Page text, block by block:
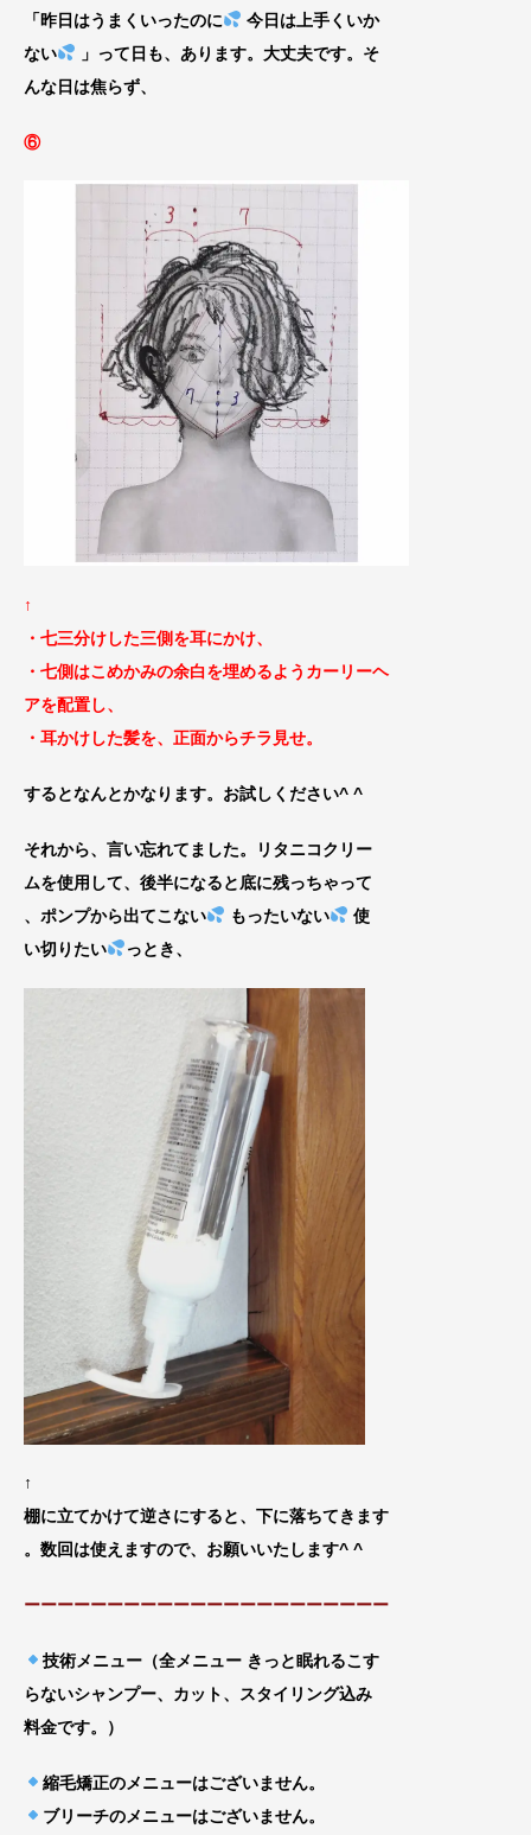
「昨日はうまくいったのに
今日は上手くいか
ない
」って日も、あります。大丈夫です。そ
んな日は焦らず、
⑥
↑
・七三分けした三側を耳にかけ、
・七側はこめかみの余白を埋めるようカーリーヘ
アを配置し、
・耳かけした髪を、正面からチラ見せ。
するとなんとかなります。お試しください^ ^
それから、言い忘れてました。リタニコクリー
ムを使用して、後半になると底に残っちゃって
、ポンプから出てこない
もったいない
使
い切りたい
っとき、
↑
棚に立てかけて逆さにすると、下に落ちてきます
。数回は使えますので、お願いいたします^ ^
ーーーーーーーーーーーーーーーーーーーーーー
技術メニュー（全メニュー きっと眠れるこす
らないシャンプー、カット、スタイリング込み
料金です。）
縮毛矯正のメニューはございません。
ブリーチのメニューはございません。